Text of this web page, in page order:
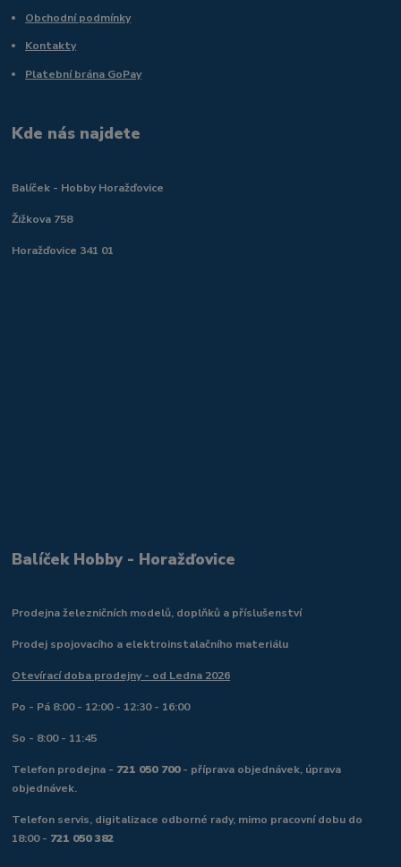
Obchodní podmínky
Kontakty
Platební brána GoPay
Kde nás najdete
Balíček - Hobby Horažďovice
Žižkova 758
Horažďovice 341 01
Balíček Hobby - Horažďovice
Prodejna železničních modelů, doplňků a příslušenství
Prodej spojovacího a elektroinstalačního materiálu
Otevírací doba prodejny - od Ledna 2026
Po - Pá 8:00 - 12:00 - 12:30 - 16:00
So - 8:00 - 11:45
Telefon prodejna - 721 050 700- příprava objednávek, úprava
objednávek.
Telefon servis, digitalizace odborné rady, mimo pracovní dobu do
18:00 - 721 050 382